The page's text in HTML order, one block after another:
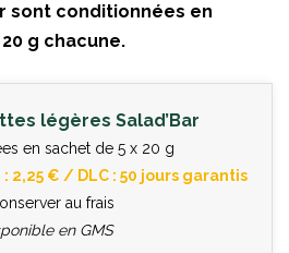
sont conditionnées en
g chacune.
légères Salad’Bar
en sachet de 5 x 20 g
2,25 € / DLC : 50 jours garantis
au frais
en GMS